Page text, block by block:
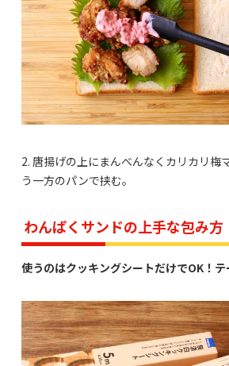
2. 唐揚げの上にまんべんなくカリカリ梅
う一方のパンで挟む。
わんぱくサンドの上手な包み方
使うのはクッキングシートだけでOK！